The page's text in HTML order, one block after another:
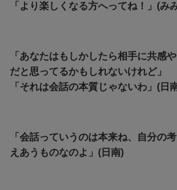
「より楽しくなる方へってね！」(み
「あなたはもしかしたら相手に共感
だと思ってるかもしれないけれど」
「それは会話の本質じゃないわ」(日
「会話っていうのは本来ね、自分の
えあうものなのよ」(日南)